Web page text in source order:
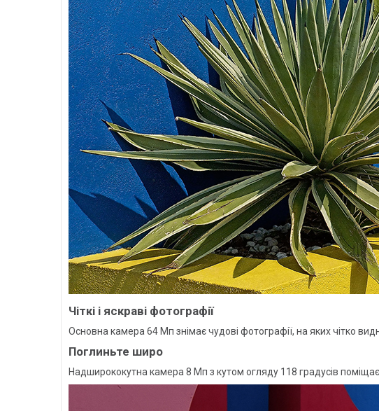
Чіткі і яскраві фотографії
Основна камера 64 Мп знімає чудові фотографії, на яких чітко
Поглиньте широ
Надширококутна камера 8 Мп з кутом огляду 118 градусів